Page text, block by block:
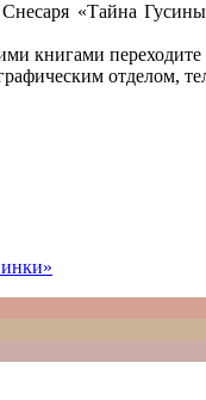
Снесаря «Тайна
книгами переходите
отделом,